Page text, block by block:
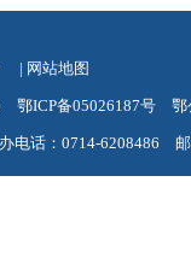
| 网站地图
鄂ICP备05026187号 鄂
电话：0714-6208486